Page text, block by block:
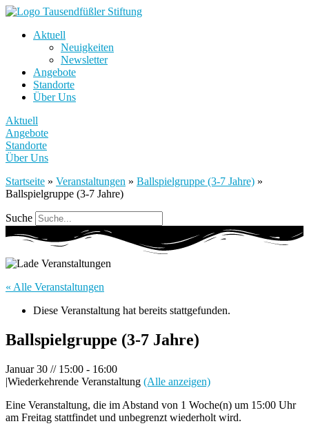
Aktuell
Neuigkeiten
Newsletter
Angebote
Standorte
Über Uns
Aktuell
Angebote
Standorte
Über Uns
Startseite » Veranstaltungen » Ballspielgruppe (3-7 Jahre) »
Ballspielgruppe (3-7 Jahre)
Suche
« Alle Veranstaltungen
Diese Veranstaltung hat bereits stattgefunden.
Ballspielgruppe (3-7 Jahre)
Januar 30 // 15:00 - 16:00
|Wiederkehrende Veranstaltung (Alle anzeigen)
Eine Veranstaltung, die im Abstand von 1 Woche(n) um 15:00 Uhr
am Freitag stattfindet und unbegrenzt wiederholt wird.